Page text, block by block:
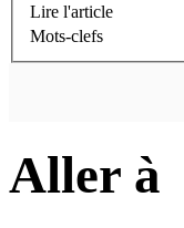
Lire l'article
Mots-clefs
Aller à